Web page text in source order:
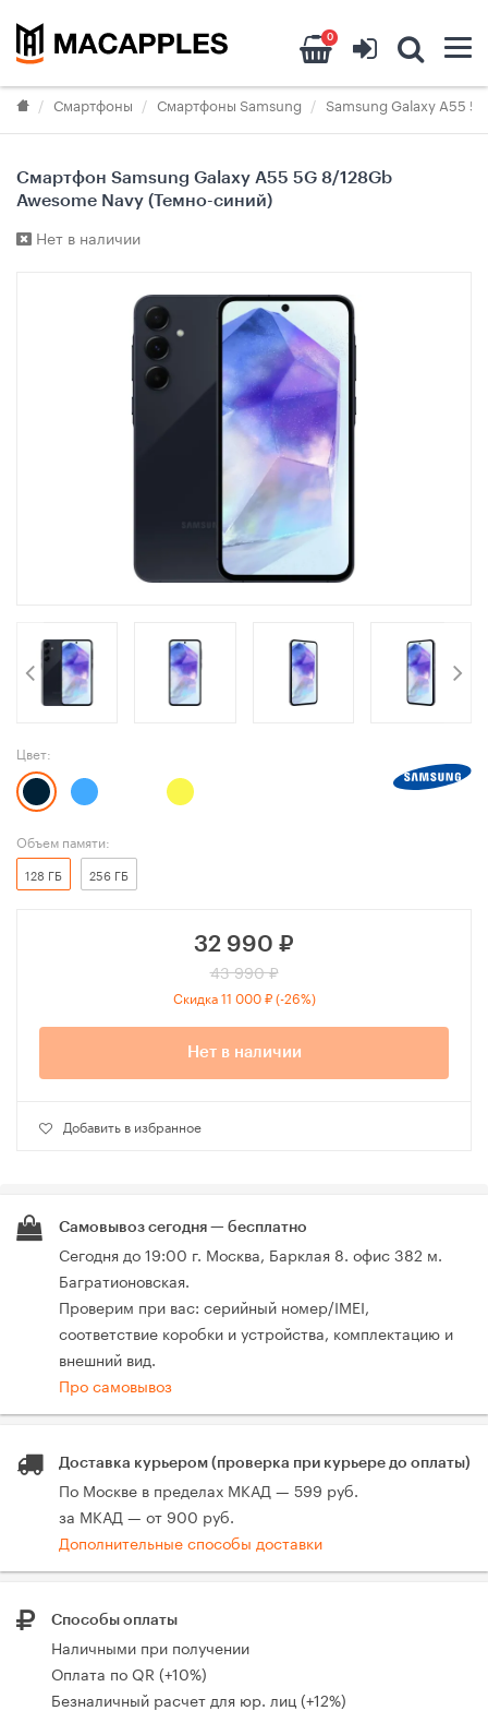
0
Смартфоны Смартфоны Samsung Samsung Galaxy A55 5G
Смартфон Samsung Galaxy A55 5G 8/128Gb
Awesome Navy (Темно-синий)
Нет в наличии
Цвет:
Объем памяти:
128 ГБ 256 ГБ
32 990 ₽
43 990 ₽
Скидка 11 000 ₽ (-26%)
Нет в наличии
Добавить в избранное
Самовывоз сегодня — бесплатно
Сегодня до 19:00 г. Москва, Барклая 8. офис 382 м.
Багратионовская.
Проверим при вас: серийный номер/IMEI,
соответствие коробки и устройства, комплектацию и
внешний вид.
Про самовывоз
Доставка курьером (проверка при курьере до оплаты)
По Москве в пределах МКАД — 599 руб.
за МКАД — от 900 руб.
Дополнительные способы доставки
Способы оплаты
Наличными при получении
Оплата по QR (+10%)
Безналичный расчет для юр. лиц (+12%)